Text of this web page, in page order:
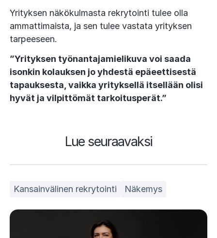
Yrityksen näkökulmasta rekrytointi tulee olla
ammattimaista, ja sen tulee vastata yrityksen
tarpeeseen.
”Yrityksen työnantajamielikuva voi saada
isonkin kolauksen jo yhdestä epäeettisestä
tapauksesta, vaikka yrityksellä itsellään olisi
hyvät ja vilpittömät tarkoitusperät.”
Lue seuraavaksi
Kansainvälinen rekrytointi Näkemys